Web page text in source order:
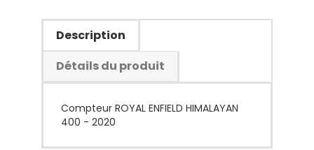
Description
Détails du produit
Compteur ROYAL ENFIELD HIMALAYAN
400 - 2020